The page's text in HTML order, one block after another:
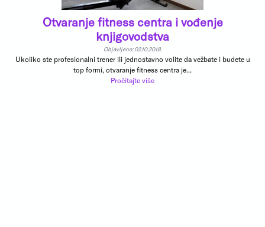
Otvaranje fitness centra i vođenje
knjigovodstva
Objavljeno: 02.10.2018.
Ukoliko ste profesionalni trener ili jednostavno volite da vežbate i budete u
top formi, otvaranje fitness centra je...
Pročitajte više